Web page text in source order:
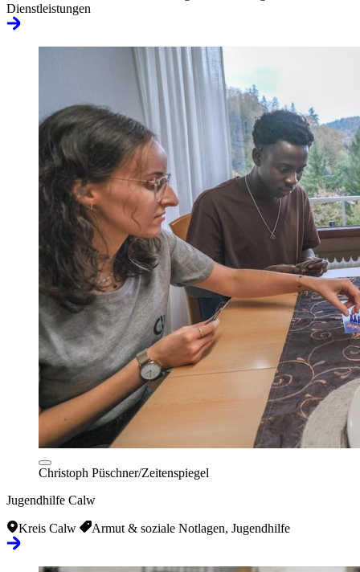
Dienstleistungen
Christoph Püschner/Zeitenspiegel
Jugendhilfe Calw
Kreis Calw Armut & soziale Notlagen, Jugendhilfe